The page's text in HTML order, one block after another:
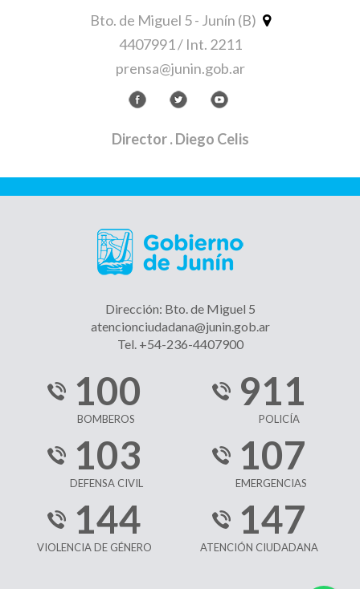
Bto. de Miguel 5 - Junín (B)
4407991 / Int. 2211
prensa@junin.gob.ar
Director. Diego Celis
Dirección: Bto. de Miguel 5
atencionciudadana@junin.gob.ar
Tel. +54-236-4407900
100
BOMBEROS
911
POLICÍA
103
DEFENSA CIVIL
107
EMERGENCIAS
144
VIOLENCIA DE GÉNERO
147
ATENCIÓN CIUDADANA